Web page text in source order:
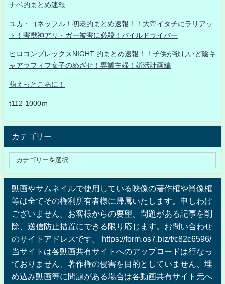
ナベ的まとめ速報
ユカ・ヨネッフル！初老的まとめ速報！！大帝イタチにラリアッ
ト！害獣神アリ・ガー被害に必殺！パイルドライバー
ヒロコンプレックスNIGHT 的まとめ速報！！子供が欲しいど陰キ
ャアラフィフ女子のめざせ！専業主婦！婚活計画編
萌えっとこあに！
t112-1000ｍ
カテゴリー
動画やサムネイルで使用している映像の著作権や肖像権
等は全てその権利所有者様に帰属いたします。申しわけ
ございません。お客様からの要望、問題がある記事を削
除、送信防止措置にできる限り応じます。お問い合わせ
のサイトアドレスです。 https://form.os7.biz/f/c82c6596/
当サイトは各動画共有サイトへのアップロードは行なっ
ておりません、著作権の侵害を目的としていません、埋
め込み動画等に問題がある場合は各動画共有サイト元へ